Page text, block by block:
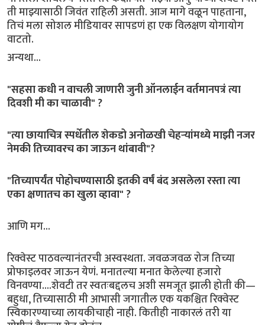
ती माझ्यासाठी जिवंत राहिली असती. आज मागे वळून पाहताना,
तिचं मला सोशल मीडियावर सापडणं हा एक विलक्षण योगायोग
वाटतो.
अन्यथा...
"सहसा कधी न वाचली जाणारी जुनी ऑनलाईन वर्तमानपत्रं त्या
दिवशी मी का चाळावी" ?
"त्या छायाचित्र स्पर्धेतील शेकडो अनोळखी चेहऱ्यांमध्ये माझी नजर
नेमकी तिच्यावरच का जाऊन थांबावी"?
"तिच्यापर्यंत पोहोचण्यासाठी इतकी वर्षं बंद असलेला रस्ता त्या
एका क्षणातच का खुला व्हावा" ?
आणि मग...
रिक्वेस्ट पाठवल्यानंतरची अस्वस्थता. जवळजवळ रोज तिच्या
प्रोफाइलवर जाऊन येणं. मनातल्या मनात केलेल्या हजारो
विनवण्या....शेवटी तर स्वतःबद्दलच अशी समजूत झाली होती की—
बहुधा, तिच्यासाठी मी आभासी जगातील एक यकश्चित रिक्वेस्ट
स्विकारण्याच्या लायकीचाही नाही. कितीही नाकारलं तरी या